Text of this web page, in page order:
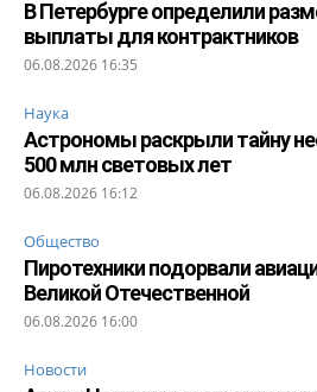
В Петербурге определили
выплаты для контрактников
06.08.2026 16:35
Наука
Астрономы раскрыли тайну
500 млн световых лет
06.08.2026 16:12
Общество
Пиротехники подорвали
Великой Отечественной
06.08.2026 16:00
Новости